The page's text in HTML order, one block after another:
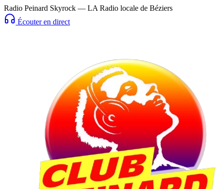
Radio Peinard Skyrock — LA Radio locale de Béziers
Écouter en direct